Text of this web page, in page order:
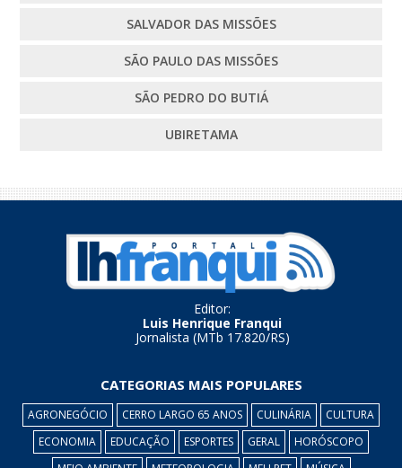
SALVADOR DAS MISSÕES
SÃO PAULO DAS MISSÕES
SÃO PEDRO DO BUTIÁ
UBIRETAMA
Editor:
Luis Henrique Franqui
Jornalista (MTb 17.820/RS)
CATEGORIAS MAIS POPULARES
AGRONEGÓCIO CERRO LARGO 65 ANOS CULINÁRIA
CULTURA
ECONOMIA
EDUCAÇÃO ESPORTES GERAL
HORÓSCOPO